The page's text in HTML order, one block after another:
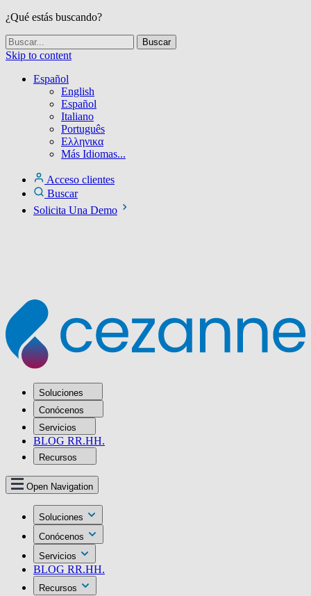
¿Qué estás buscando?
Skip to content
Español
English
Español
Italiano
Português
Ελληνικα
Más Idiomas...
Acceso clientes
Buscar
Solicita Una Demo
Soluciones
Conócenos
Servicios
BLOG RR.HH.
Recursos
Open Navigation
Soluciones
Conócenos
Servicios
BLOG RR.HH.
Recursos